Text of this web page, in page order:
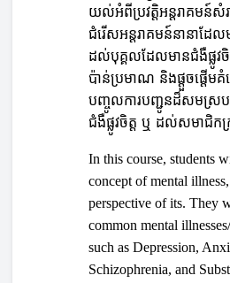
យល់អំពីប្រវត្តិអន្តរាគមន៍សំ
ជំរើសអន្តរាគមន៍នានាដែ
ដល់បុគ្គលដែលមានជំងឺផ្លូវចិ
ប៉ាន់ប្រមាណ និងផ្តួចផ្តើម
បញ្ចូលការបញ្ជូនដ៏សមស្រ
ជំងឺផ្លូវចិត្ត ឬ ដល់សមាជិក
In this course, students
concept of mental
perspective of its. They
common mental
such as Depression,
Schizophrenia, and